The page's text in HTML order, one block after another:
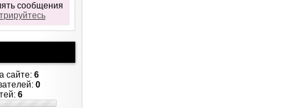
сообщения
сайте: 6
0
6